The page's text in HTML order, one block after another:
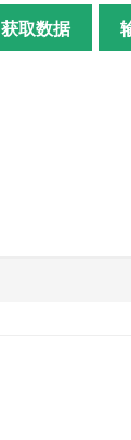
获取数据